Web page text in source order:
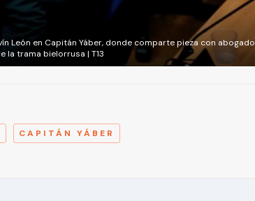
León en Capitán Yáber, donde comparte pieza con abogado
la trama bielorrusa | T13
CAPITÁN YÁBER